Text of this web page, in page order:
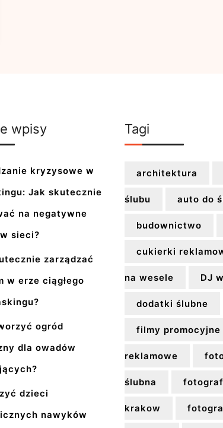
wpisy
kryzysowe w
Jak skutecznie
na negatywne
sieci?
zarządzać
w erze ciągłego
ogród
dla owadów
dzieci
nawyków
Tagi
architektura
ślubu auto do
budownictwo
cukierki
na wesele DJ
dodatki ślubne
filmy promocyjne
reklamowe
ślubna
krakow